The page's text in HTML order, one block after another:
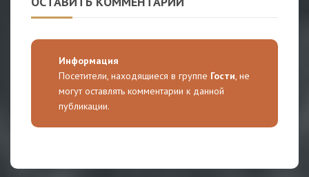
Информация
Посетители, находящиеся в группе Гости, не
могут оставлять комментарии к данной
публикации.